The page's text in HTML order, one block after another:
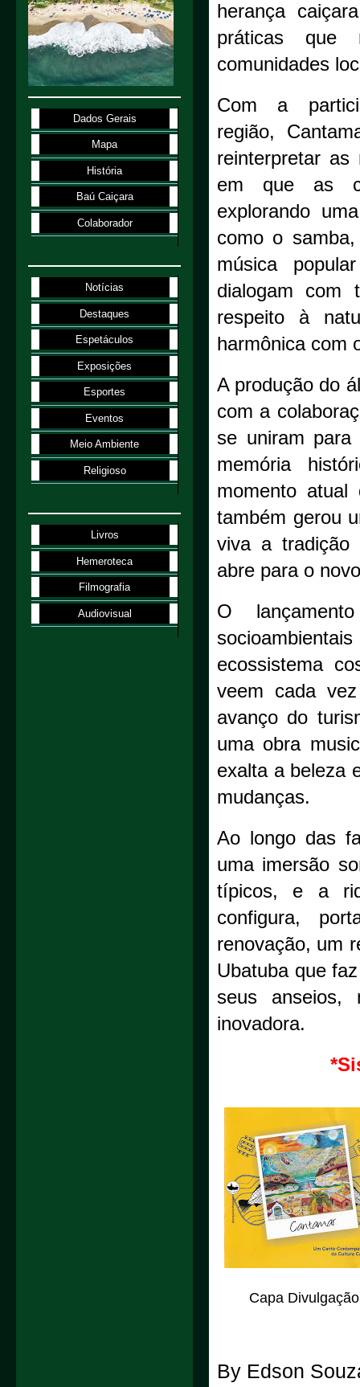
herança
práticas que
comunidades
Com a
região,
reinterpretar
em que as
explorando
como o
música
dialogam com
respeito à
harmônica com
A produção do
com a
se uniram
memória
momento
também gerou
viva a tradição
abre para o
O
ecossistema
veem cada
avanço do
uma obra
exalta a beleza
mudanças.
Ao longo das
uma imersão
típicos, e a
configura,
renovação, um
Ubatuba que
seus anseios,
inovadora.
Capa Divulgação
By Edson
Dados Gerais
Mapa
História
Baú Caiçara
Colaborador
Notícias
Destaques
Espetáculos
Exposições
Esportes
Eventos
Meio Ambiente
Religioso
Livros
Hemeroteca
Filmografia
Audiovisual